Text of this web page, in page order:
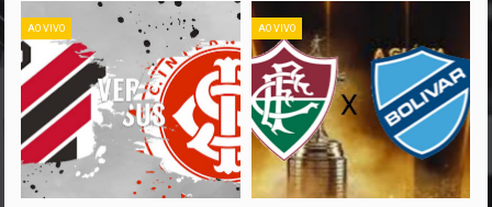
AO VIVO AO VIVO